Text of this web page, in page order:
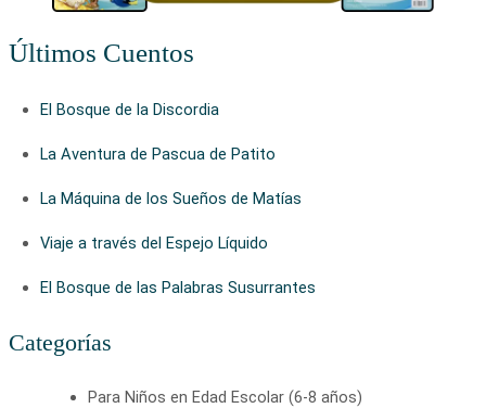
Últimos Cuentos
El Bosque de la Discordia
La Aventura de Pascua de Patito
La Máquina de los Sueños de Matías
Viaje a través del Espejo Líquido
El Bosque de las Palabras Susurrantes
Categorías
Para Niños en Edad Escolar (6-8 años)